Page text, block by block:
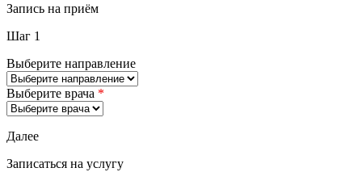
Запись на приём
Шаг 1
Выберите направление
Выберите врача *
Далее
Записаться на услугу